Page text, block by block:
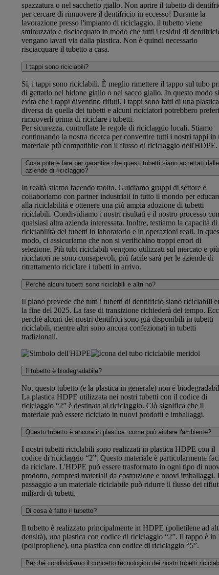
spazzatura o nel sacchetto giallo. Non aprire il tubetto di
per cercare di rimuovere il dentifricio in eccesso! Durante la
lavorazione presso l'impianto di riciclaggio, il tubetto viene
sminuzzato e risciacquato in modo che tutti i residui di
vengano lavati via dalla plastica. Non è quindi necessario
risciacquare il tubetto a casa.
I tappi sono riciclabili?
Sì, i tappi sono riciclabili. È meglio rimettere il tappo sul tubo
di gettarlo nel bidone giallo o nel sacco giallo. In questo modo si
evita che i tappi diventino rifiuti. I tappi sono fatti di una plastica
diversa da quella dei tubetti e alcuni riciclatori potrebbero
rimuoverli prima di riciclare i tubetti.
Per sicurezza, controllate le regole di riciclaggio locali. Stiamo
continuando la nostra ricerca per convertire tutti i nostri tappi in
materiale più compatibile con il flusso di riciclaggio dell'HDPE.
Cosa potete fare per garantire che questi tubetti siano accettati dalle
aziende di riciclaggio?
In realtà stiamo facendo molto. Guidiamo gruppi di settore e
collaboriamo con partner industriali in tutto il mondo per
alla riciclabilità e ottenere una più ampia adozione di tubetti
riciclabili. Condividiamo i nostri risultati e il nostro processo con
qualsiasi altra azienda interessata. Inoltre, testiamo la capacità di
riciclabilità dei tubetti in laboratorio e in operazioni reali. In
modo, ci assicuriamo che non si verifichino troppi errori di
selezione. Più tubi riciclabili vengono utilizzati sul mercato e
riciclatori ne sono consapevoli, più facile sarà per le aziende di
ritrattamento riciclare i tubetti in arrivo.
Perché alcuni tubetti sono riciclabili e altri no?
Il piano prevede che tutti i tubetti di dentifricio siano riciclabili
la fine del 2025. La fase di transizione richiederà del tempo.
perché alcuni dei nostri dentifrici sono già disponibili in tubetti
riciclabili, mentre altri sono ancora confezionati in tubetti
tradizionali.
Il tubetto è biodegradabile?
No, questo tubetto (e la plastica in generale) non è
La plastica HDPE utilizzata nei nostri tubetti con il codice di
riciclaggio “2” è destinata al riciclaggio. Ciò significa che il
materiale può essere riciclato in nuovi prodotti e imballaggi.
Questo tubetto è ancora in plastica: come può aiutare l'ambiente?
I nostri tubetti riciclabili sono realizzati in plastica HDPE con il
codice di riciclaggio “2”. Questo materiale è particolarmente
da riciclare. L'HDPE può essere trasformato in ogni tipo di
prodotto, compresi materiali da costruzione e nuovi imballaggi.
passaggio a un materiale riciclabile può ridurre il flusso dei
miliardi di tubetti.
Di cosa è fatto il tubetto?
Il tubetto è realizzato principalmente in HDPE (polietilene ad
densità), una plastica con codice di riciclaggio “2”. Il tappo è in
(polipropilene), una plastica con codice di riciclaggio “5”.
Perché condividiamo il concetto tecnologico dei nostri tubetti